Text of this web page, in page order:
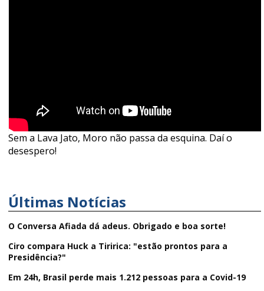
Sem a Lava Jato, Moro não passa da esquina. Daí o
desespero!
Últimas Notícias
O Conversa Afiada dá adeus. Obrigado e boa sorte!
Ciro compara Huck a Tiririca: "estão prontos para a
Presidência?"
Em 24h, Brasil perde mais 1.212 pessoas para a Covid-19